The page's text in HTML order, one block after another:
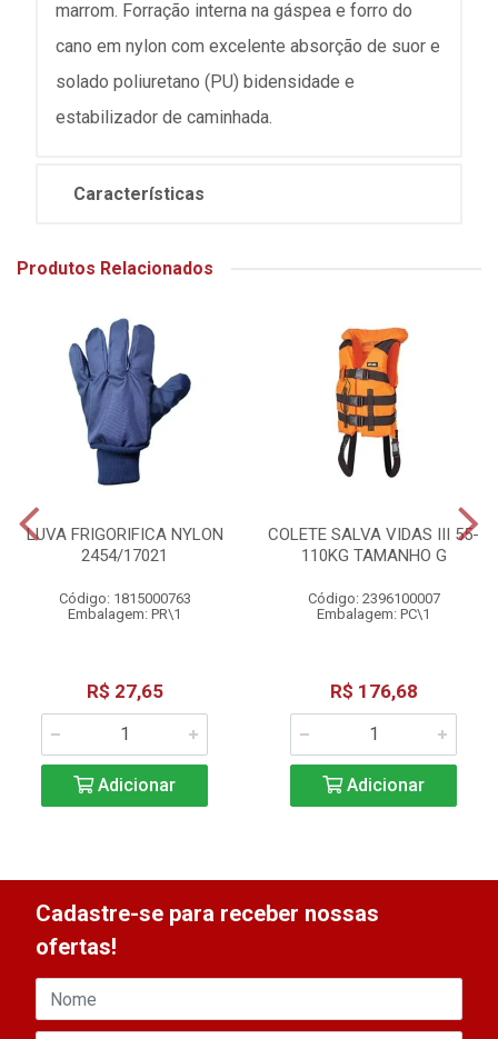
marrom. Forração interna na gáspea e forro do
cano em nylon com excelente absorção de suor e
solado poliuretano (PU) bidensidade e
estabilizador de caminhada.
Características
Produtos Relacionados
LUVA FRIGORIFICA NYLON
2454/17021
Código: 1815000763
Embalagem: PR\1
R$ 27,65
Adicionar
COLETE SALVA VIDAS III 55-
110KG TAMANHO G
Código: 2396100007
Embalagem: PC\1
R$ 176,68
Adicionar
Cadastre-se para receber nossas
ofertas!